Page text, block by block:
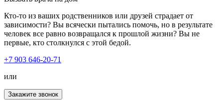
специалистам!
приехал, грамотно и быстро провел процедуру,
установил капельницу, дал все необходимые
рекомендации. Хочу выразить огромную благодарность
за вашу внимательность, профессионализм, терпение и
работу, которую вы выполняете.
Кто-то из ваших родственников или друзей страдает от
зависимости? Вы всячески пытались помочь, но в результате
человек все равно возвращался к прошлой жизни? Вы не
первые, кто столкнулся с этой бедой.
+7 903 646-20-71
или
Закажите звонок